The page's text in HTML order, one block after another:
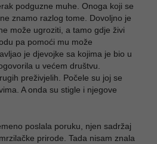
podguzne muhe. Onoga koji se
znamo razlog tome. Dovoljno je
može ugroziti, a tamo gdje živi
pa pomoći mu može
je djevojke sa kojima je bio u
u većem društvu.
preživjelih. Počele su joj se
A onda su stigle i njegove
poslala poruku, njen sadržaj
prirode. Tada nisam znala